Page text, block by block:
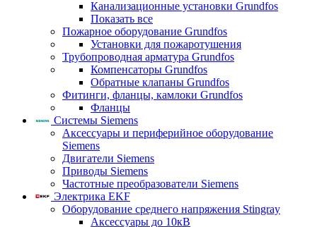
Канализационные установки Grundfos
Показать все
Пожарное оборудование Grundfos
Установки для пожаротушения
Трубопроводная арматура Grundfos
Компенсаторы Grundfos
Обратные клапаны Grundfos
Фитинги, фланцы, камлоки Grundfos
Фланцы
Системы Siemens
Аксессуары и периферийное оборудование
Siemens
Двигатели Siemens
Приводы Siemens
Частотные преобразователи Siemens
Электрика EKF
Оборудование среднего напряжения Stingray
Аксессуары до 10кВ